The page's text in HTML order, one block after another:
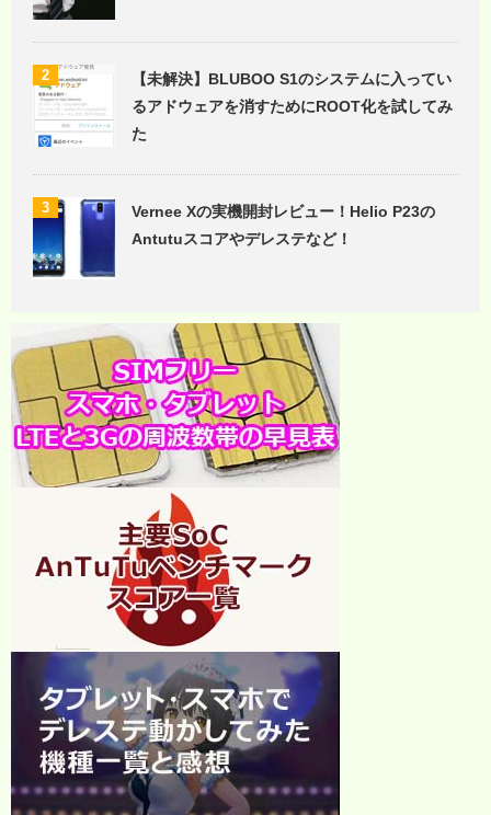
2
【未解決】BLUBOO S1のシステムに入ってい
るアドウェアを消すためにROOT化を試してみ
た
3
Vernee Xの実機開封レビュー！Helio P23の
Antutuスコアやデレステなど！